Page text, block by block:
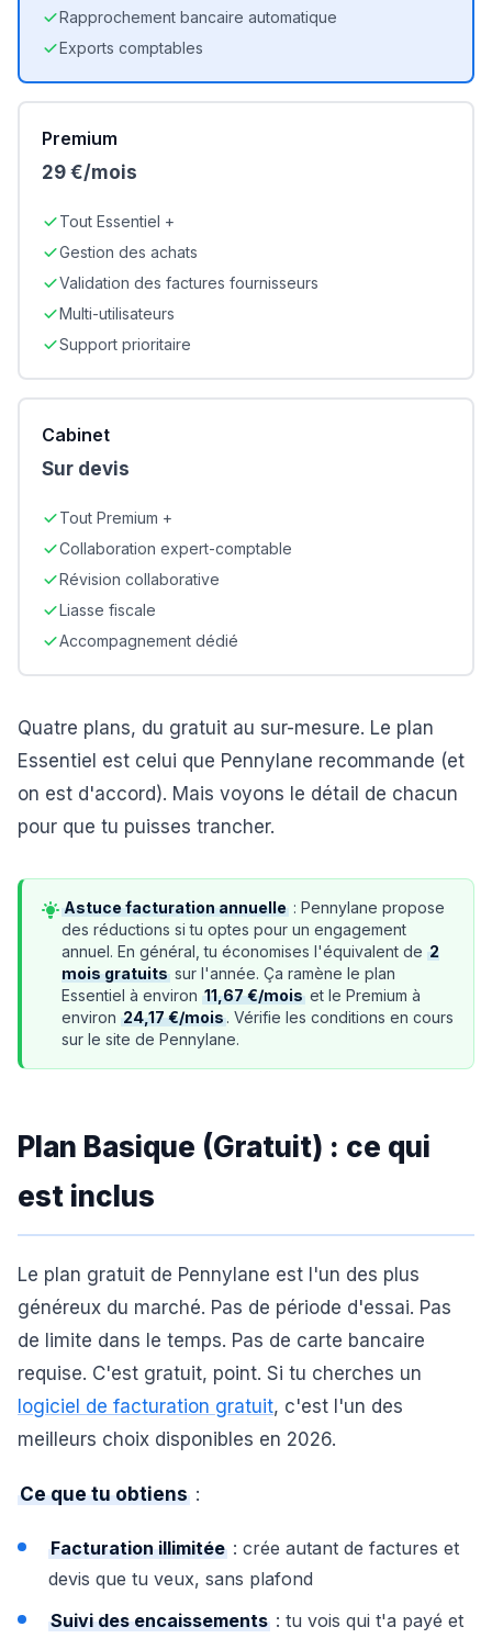
Rapprochement bancaire automatique
Exports comptables
Premium
29 €/mois
Tout Essentiel +
Gestion des achats
Validation des factures fournisseurs
Multi-utilisateurs
Support prioritaire
Cabinet
Sur devis
Tout Premium +
Collaboration expert-comptable
Révision collaborative
Liasse fiscale
Accompagnement dédié
Quatre plans, du gratuit au sur-mesure. Le plan
Essentiel est celui que Pennylane recommande (et
on est d'accord). Mais voyons le détail de chacun
pour que tu puisses trancher.
Astuce facturation annuelle : Pennylane propose
des réductions si tu optes pour un engagement
annuel. En général, tu économises l'équivalent de 2
mois gratuits sur l'année. Ça ramène le plan
Essentiel à environ 11,67 €/mois et le Premium à
environ 24,17 €/mois. Vérifie les conditions en cours
sur le site de Pennylane.
Plan Basique (Gratuit) : ce qui
est inclus
Le plan gratuit de Pennylane est l'un des plus
généreux du marché. Pas de période d'essai. Pas
de limite dans le temps. Pas de carte bancaire
requise. C'est gratuit, point. Si tu cherches un
logiciel de facturation gratuit, c'est l'un des
meilleurs choix disponibles en 2026.
Ce que tu obtiens :
Facturation illimitée : crée autant de factures et
devis que tu veux, sans plafond
Suivi des encaissements : tu vois qui t'a payé et